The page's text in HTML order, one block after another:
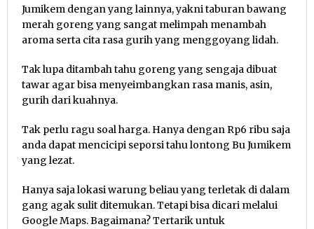
Jumikem dengan yang lainnya, yakni taburan bawang
merah goreng yang sangat melimpah menambah
aroma serta cita rasa gurih yang menggoyang lidah.
Tak lupa ditambah tahu goreng yang sengaja dibuat
tawar agar bisa menyeimbangkan rasa manis, asin,
gurih dari kuahnya.
Tak perlu ragu soal harga. Hanya dengan Rp6 ribu saja
anda dapat mencicipi seporsi tahu lontong Bu Jumikem
yang lezat.
Hanya saja lokasi warung beliau yang terletak di dalam
gang agak sulit ditemukan. Tetapi bisa dicari melalui
Google Maps. Bagaimana? Tertarik untuk